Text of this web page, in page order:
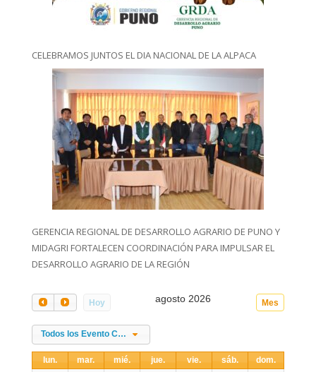
CELEBRAMOS JUNTOS EL DIA NACIONAL DE LA ALPACA
GERENCIA REGIONAL DE DESARROLLO AGRARIO DE PUNO Y
MIDAGRI FORTALECEN COORDINACIÓN PARA IMPULSAR EL
DESARROLLO AGRARIO DE LA REGIÓN
Hoy Mes
agosto 2026
Todos los Evento Categories
lun. mar. mié. jue. vie. sáb.
dom.